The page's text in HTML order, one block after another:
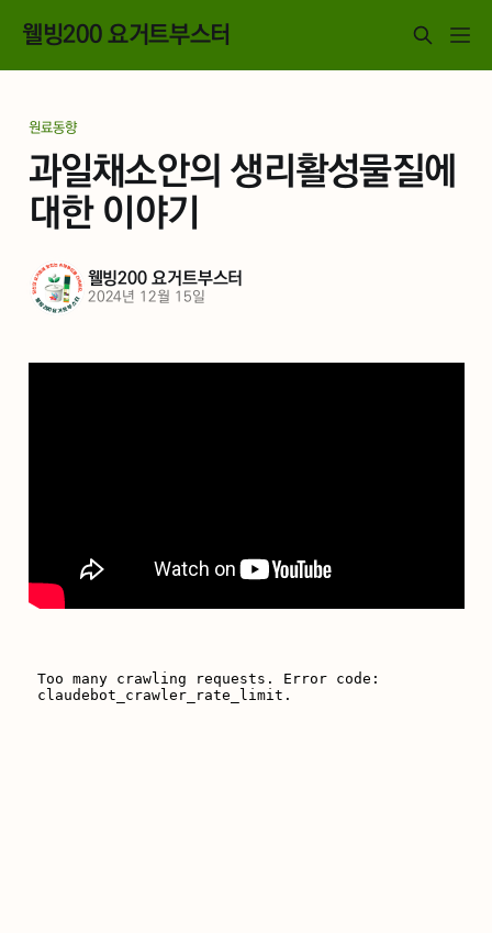
웰빙200 요거트부스터
원료동향
과일채소안의 생리활성물질에
대한 이야기
웰빙200 요거트부스터
2024년 12월 15일